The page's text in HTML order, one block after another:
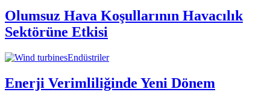
Olumsuz Hava Koşullarının Havacılık
Sektörüne Etkisi
Endüstriler
Enerji Verimliliğinde Yeni Dönem